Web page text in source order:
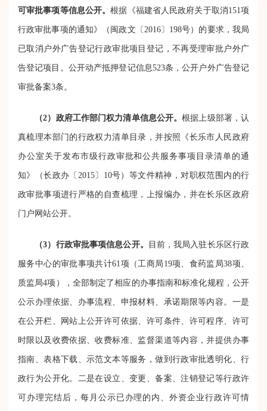
可审批事项等信息公开。根据《福建省人民政府关于取消151项
行政审批事项的通知》（闽政文〔2016〕198号）的要求，我局
已取消户外广告登记行政审批项目登记，不再受理审批户外广
告登记项目。公开动产抵押登记信息523条，公开户外广告登记
审批备案3条。
（2）政府工作部门权力清单信息公开。根据上级部署，认
真梳理本部门的行政权力清单目录，并按照《长乐市人民政府
办公室关于发布市级行政审批和公共服务事项目录清单的通
知》（长政办〔2015〕10号）等文件精神，对职权范围内的行
政审批事项进行严格的自查梳理，上报编办，并在长乐区政府
门户网站公开。
（3）行政审批事项信息公开。 目前，我局入驻长乐区行政
服务中心的审批事项共计61项（工商局19项、食药监局38项、
质监局4项），全部制定了相应的办事指南和标准化规程，公开
公示办理依据、办事流程、申报材料、承诺期限等内容。一是
在公开栏、网站上公开许可依据、许可条件、许可程序、许可
时限以及收费依据、收费标准、监督渠道等内容，并提供办事
指南、表格下载、示范文本等服务，做到行政审批透明化、行
政行为公开化。二是在设立、变更、备案、注销登记等行政许
可办理完结后，每月公示已办理的内、外资企业行政许可情